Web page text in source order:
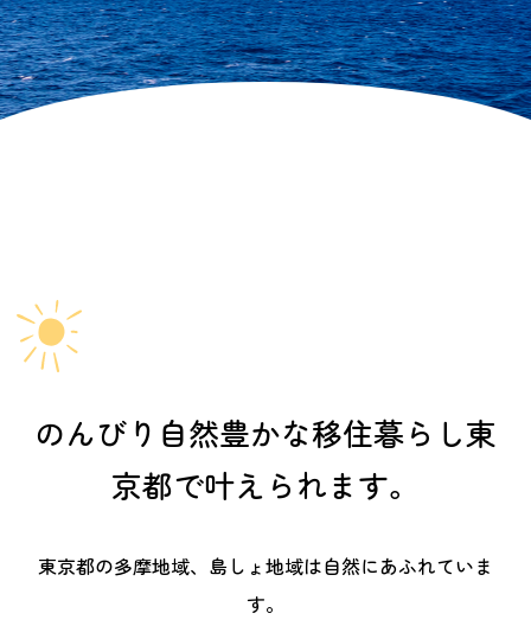
のんびり自然豊かな移住暮らし東
京都で叶えられます。
東京都の多摩地域、島しょ地域は自然にあふれていま
す。